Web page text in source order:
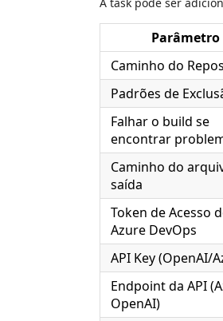
Parâmetro
Caminho do
Padrões de
Falhar o build se
encontrar
Caminho do
saída
Token de Acesso
Azure DevOps
API Key (OpenAI/
Endpoint da API
OpenAI)